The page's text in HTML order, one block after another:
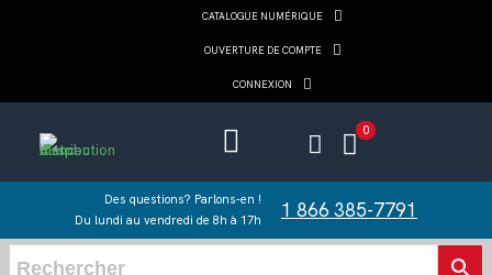
CATALOGUE NUMÉRIQUE
OUVERTURE DE COMPTE
CONNEXION
0
Des questions? Parlons-en !
Du lundi au vendredi de 8h à 17h
1 866 385-7791